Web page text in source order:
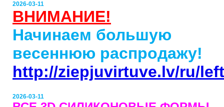
2026-03-11
ВНИМАНИЕ!
Начинаем большую
весеннюю распродажу!
http://ziepjuvirtuve.lv/ru/
2026-03-11